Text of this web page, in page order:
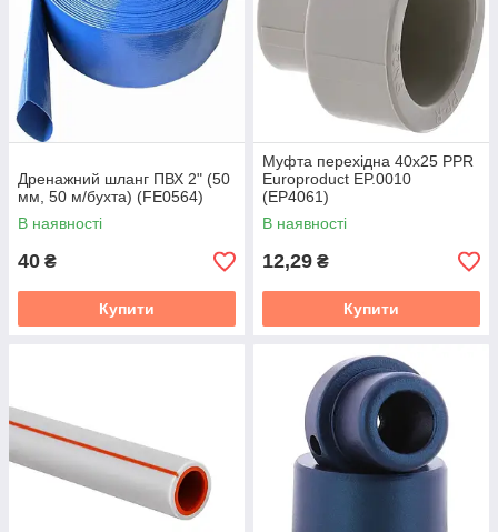
Дренажний шланг ПВХ 2" (50
мм, 50 м/бухта) (FE0564)
В наявності
40 ₴
Купити
Муфта перехідна 40x25 PPR
Europroduct EP.0010
(EP4061)
В наявності
12,29 ₴
Купити